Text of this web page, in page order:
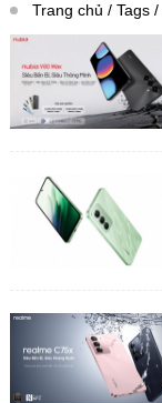
Trang chủ Tags